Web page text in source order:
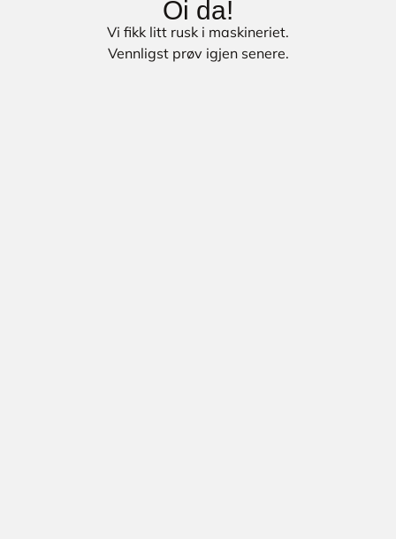
Oi da!
Vi fikk litt rusk i maskineriet.
Vennligst prøv igjen senere.